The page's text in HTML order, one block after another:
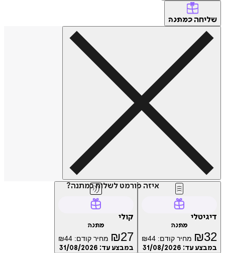
שליחה כמתנה
איזה פורמט לשלוח כמתנה?
דיגיטלי
מתנה
₪32 מחיר קודם: ₪44
במבצע עד: 31/08/2026
קולי
מתנה
₪27 מחיר קודם: ₪44
במבצע עד: 31/08/2026